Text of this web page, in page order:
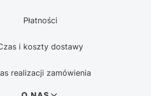
Płatności
i koszty dostawy
realizacji zamówienia